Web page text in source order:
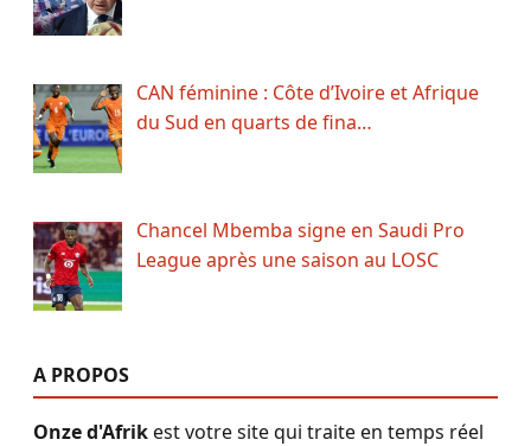
CAN féminine : Côte d’Ivoire et Afrique
du Sud en quarts de fina…
Chancel Mbemba signe en Saudi Pro
League après une saison au LOSC
A PROPOS
Onze d'Afrikest votre site qui traite en temps réel